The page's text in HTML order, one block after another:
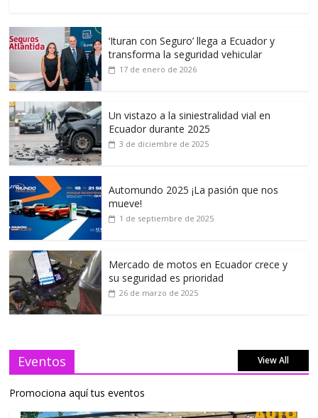
‘Ituran con Seguro’ llega a Ecuador y
transforma la seguridad vehicular
17 de enero de 2026
Un vistazo a la siniestralidad vial en
Ecuador durante 2025
3 de diciembre de 2025
Automundo 2025 ¡La pasión que nos
mueve!
1 de septiembre de 2025
Mercado de motos en Ecuador crece y
su seguridad es prioridad
26 de marzo de 2025
Eventos View All
Promociona aquí tus eventos